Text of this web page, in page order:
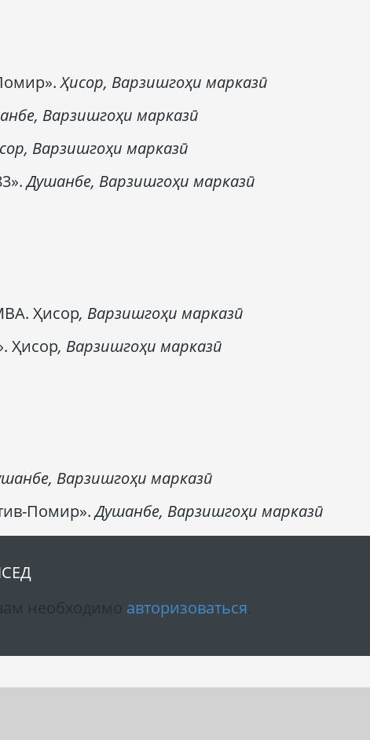
Ҳисор, Варзишгоҳи марказӣ
Варзишгоҳи марказӣ
, Варзишгоҳи марказӣ
Душанбе, Варзишгоҳи марказӣ
Ҳисор, Варзишгоҳи марказӣ
Ҳисор, Варзишгоҳи марказӣ
Варзишгоҳи марказӣ
Помир».Душанбе, Варзишгоҳи марказӣ
авторизоваться